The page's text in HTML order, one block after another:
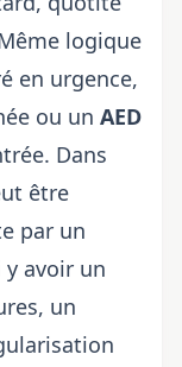
logique
en urgence,
ou un AED
Dans
être
par un
avoir un
un